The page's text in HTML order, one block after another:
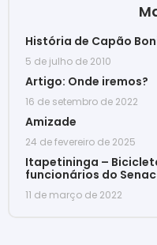
História de Capão
5 de julho de 2010
Artigo: Onde iremos?
16 de setembro de 2022
Amizade
24 de fevereiro de 2025
Itapetininga –
funcionários do Senac
11 de março de 2022